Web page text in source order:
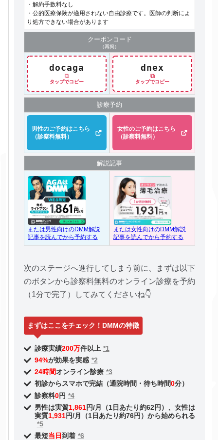
・解約手数料なし
・公的医療保険が適用されない自由診療です。医師の判断によ
り処方できない場合があります
クーポン コード
（再掲）
docaga
⧉
タップでコピー
dnex
⧉
タップでコピー
診療予約
男性のご予約はこちら
（診察料無料）
女性のご予約はこちら
（診察料無料）
解説記事
または男性向けのDMM解説
記事を読んでから予約する
または女性向けのDMM解説
記事を読んでから予約する
次のステージへ進行してしまう前に、まずは以下
のボタンから診察料無料のオンライン診療を予約
（1分で完了）してみてくださいね👇
まずはここをチェック！DMMの特徴
診療実績200万件以上 *1
94%が効果を実感 *2
24時間オンライン診療 *3
初診からスマホで完結（通院時間・待ち時間0分）
診察料0円 *4
男性は実質1,861円/月（1日あたり約62円）、女性は
実質1,931円/月（1日あたり約76円）から始められる
*5
最短当日到着 *6